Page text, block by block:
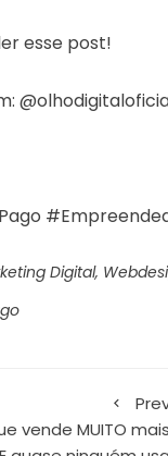
esse post!
Digital,
vende MUITO mais